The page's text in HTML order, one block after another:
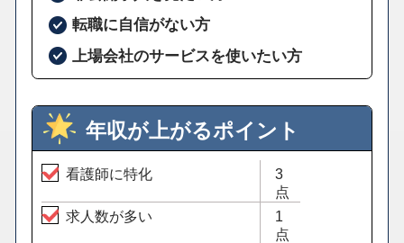
転職に自信がない方
上場会社のサービスを使いたい方
年収が上がるポイント
看護師に特化
3
点
求人数が多い
1
点